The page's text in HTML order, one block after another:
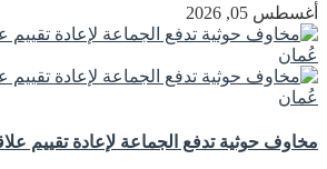
أغسطس 05, 2026
مخاوف حوثية تدفع الجماعة لإعادة تقييم